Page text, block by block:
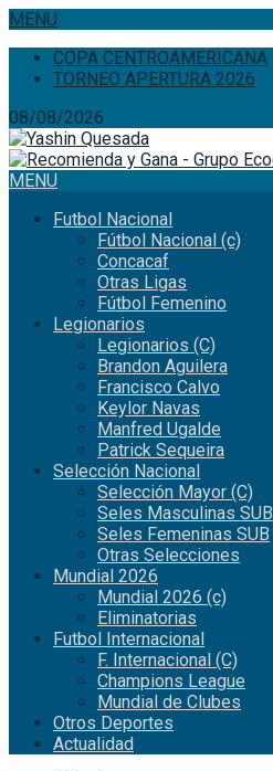
MENU
COPA CENTROAMERICANA
TORNEO APERTURA 2026
08/08/2026
MENU
Futbol Nacional
Fútbol Nacional (c)
Concacaf
Otras Ligas
Fútbol Femenino
Legionarios
Legionarios (C)
Brandon Aguilera
Francisco Calvo
Keylor Navas
Manfred Ugalde
Patrick Sequeira
Selección Nacional
Selección Mayor (C)
Seles Masculinas SUB
Seles Femeninas SUB
Otras Selecciones
Mundial 2026
Mundial 2026 (c)
Eliminatorias
Futbol Internacional
F. Internacional (C)
Champions League
Mundial de Clubes
Otros Deportes
Actualidad